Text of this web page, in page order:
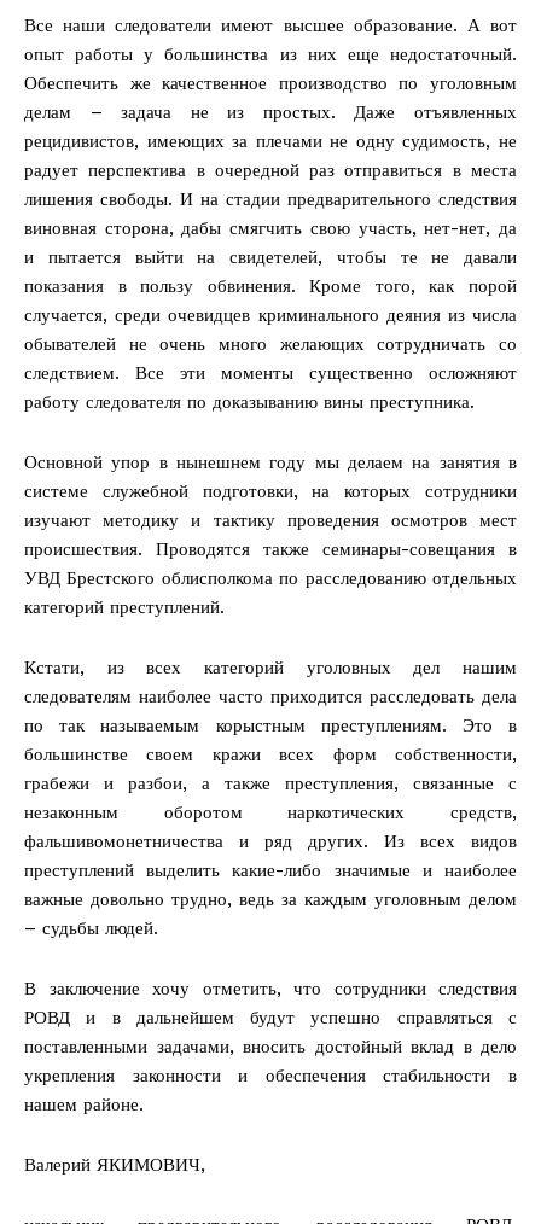
Все наши следователи имеют высшее образование. А вот
опыт работы у большинства из них еще недостаточный.
Обеспечить же качественное производство по уголовным
делам – задача не из простых. Даже отъявленных
рецидивистов, имеющих за плечами не одну судимость, не
радует перспектива в очередной раз отправиться в места
лишения свободы. И на стадии предварительного следствия
виновная сторона, дабы смягчить свою участь, нет-нет, да
и пытается выйти на свидетелей, чтобы те не давали
показания в пользу обвинения. Кроме того, как порой
случается, среди очевидцев криминального деяния из числа
обывателей не очень много желающих сотрудничать со
следствием. Все эти моменты существенно осложняют
работу следователя по доказыванию вины преступника.
Основной упор в нынешнем году мы делаем на занятия в
системе служебной подготовки, на которых сотрудники
изучают методику и тактику проведения осмотров мест
происшествия. Проводятся также семинары-совещания в
УВД Брестского облисполкома по расследованию отдельных
категорий преступлений.
Кстати, из всех категорий уголовных дел нашим
следователям наиболее часто приходится расследовать дела
по так называемым корыстным преступлениям. Это в
большинстве своем кражи всех форм собственности,
грабежи и разбои, а также преступления, связанные с
незаконным оборотом наркотических средств,
фальшивомонетничества и ряд других. Из всех видов
преступлений выделить какие-либо значимые и наиболее
важные довольно трудно, ведь за каждым уголовным делом
– судьбы людей.
В заключение хочу отметить, что сотрудники следствия
РОВД и в дальнейшем будут успешно справляться с
поставленными задачами, вносить достойный вклад в дело
укрепления законности и обеспечения стабильности в
нашем районе.
Валерий ЯКИМОВИЧ,